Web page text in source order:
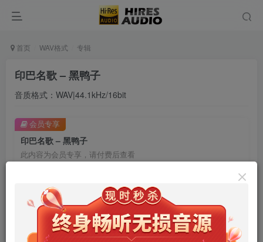
首页 WAV格式 专辑
印巴名歌 – 黑鸭子
音质格式：WAV|44.1kHz/16bit
印巴名歌 – 黑鸭子
此内容为会员专享，请付费后查看
9.9 99
年卡会员 免费 永久会员
立即购买
会员专享